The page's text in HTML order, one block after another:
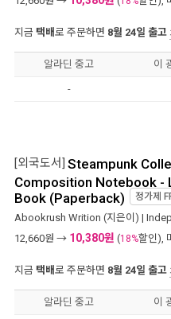
지금 택배로 주문하면 8월 24일 출고
알라딘 중고 이
-
[외국도서] Steampunk
Composition Notebook -
Book (Paperback)
정가제
Abookrush Writion (지은이) |
12,660원 → 10,380원 (18%할인),
지금 택배로 주문하면 8월 24일 출고
알라딘 중고 이